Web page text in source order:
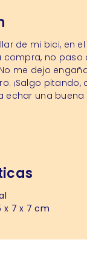
de mi bici, en
compra, no paso
me dejo
¡Salgo pitando,
echar una buena
x 7 x 7 cm